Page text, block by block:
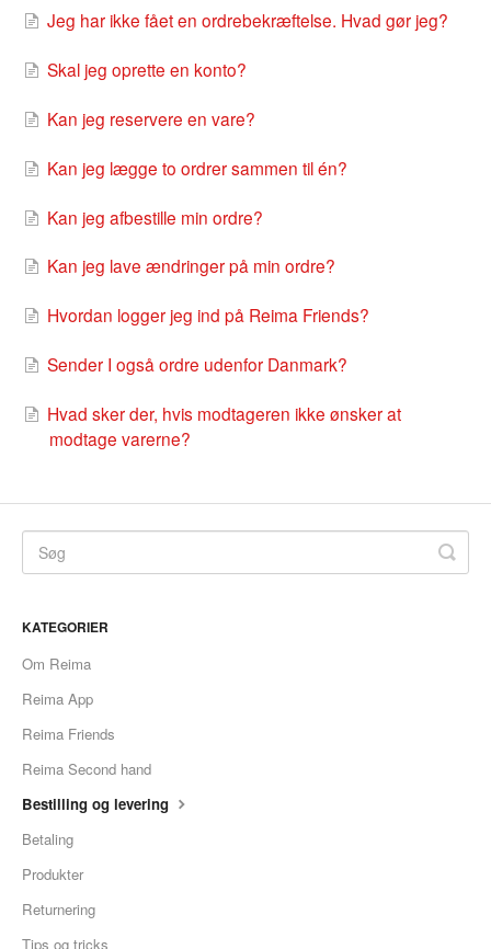
Jeg har ikke fået en ordrebekræftelse. Hvad gør jeg?
Skal jeg oprette en konto?
Kan jeg reservere en vare?
Kan jeg lægge to ordrer sammen til én?
Kan jeg afbestille min ordre?
Kan jeg lave ændringer på min ordre?
Hvordan logger jeg ind på Reima Friends?
Sender I også ordre udenfor Danmark?
Hvad sker der, hvis modtageren ikke ønsker at
modtage varerne?
KATEGORIER
Om Reima
Reima App
Reima Friends
Reima Second hand
Bestilling og levering
Betaling
Produkter
Returnering
Tips og tricks